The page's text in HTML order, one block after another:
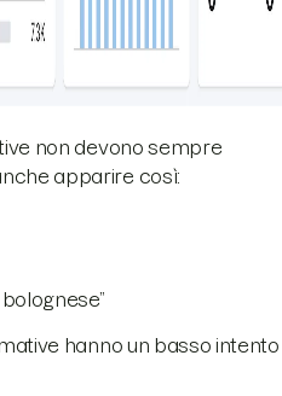
non devono sempre
apparire così:
hanno un basso intento